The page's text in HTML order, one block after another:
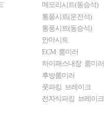
메모리시트(동승석)
통풍시트(운전석)
통풍시트(동승석)
안마시트
ECM 룸미러
하이패스내장 룸미러
후방룸미러
풋파킹 브레이크
전자식파킹 브레이크